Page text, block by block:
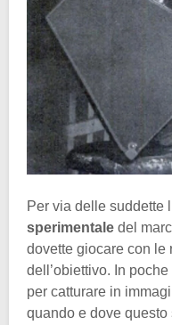
Per via delle suddette
sperimentale del
dovette giocare con le
dell’obiettivo. In
per catturare in
quando e dove